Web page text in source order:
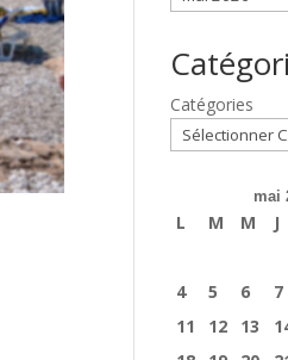
Catégories
mai
L M M J
4
5 6 7
11
12 13